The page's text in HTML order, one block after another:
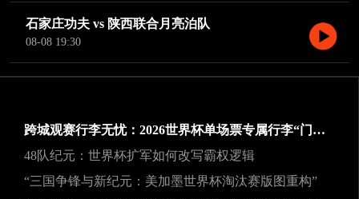
石家庄功夫 vs 陕西联合月亮泊队
08-08 19:30
跨城观赛行李无忧：2026世界杯单场票专属行李“门到门”跨城速达方案
48队纪元：世界杯扩军如何改写霸权逻辑
“三国争锋与新纪元：美加墨世界杯淘汰赛版图重构”